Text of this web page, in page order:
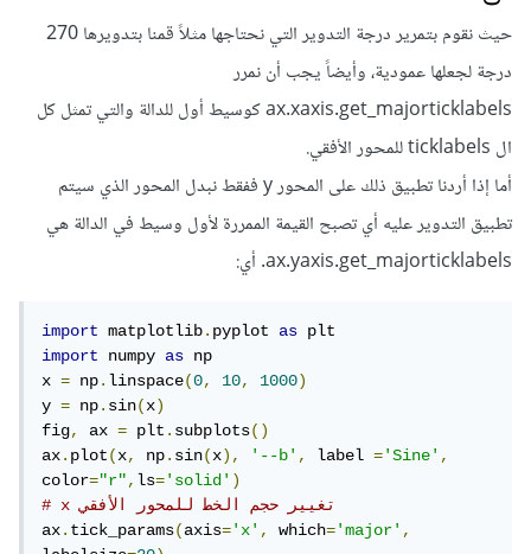
حيث نقوم بتمرير درجة التدوير التي نحتاجها مثلاً قمنا بتدويرها 270
درجة لجعلها عمودية، وأيضاً يجب أن نمرر
ax.xaxis.get_majorticklabels كوسيط أول للدالة والتي تمثل كل
ال ticklabels للمحور الأفقي.
أما إذا أردنا تطبيق ذلك على المحور y ففقط نبدل المحور الذي سيتم
تطبيق التدوير عليه أي تصبح القيمة الممررة لأول وسيط في الدالة هي
ax.yaxis.get_majorticklabels. أي:
import matplotlib.pyplot as
import
numpy as np
x = np.linspace(0, 10, 1000)
y = np.sin(x)
fig, ax = plt.subplots()
ax.plot(x, np.sin(x), '--b', label ='Sine',
color="r",ls='solid')
ax.tick_params(axis='x', which='major',